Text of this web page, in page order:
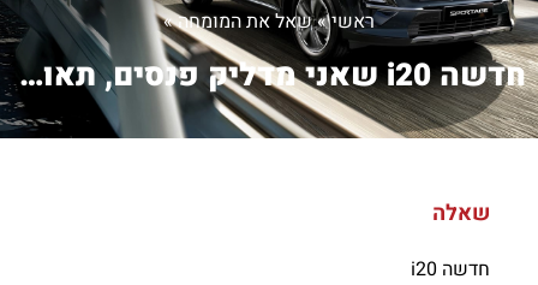
ראשי»שאל את המומחה»
חדשה i20 שאני מדליק פנסים, תאורת ל...
שאלה
חדשה i20